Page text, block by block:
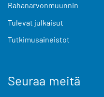
Rahanarvonmuunnin
Tulevat julkaisut
Tutkimusaineistot
Seuraa meitä